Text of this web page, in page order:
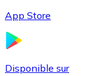
App Store
Disponible sur